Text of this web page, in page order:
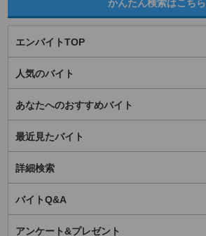
かんたん検索はこちら
エンバイトTOP
人気のバイト
あなたへのおすすめバイト
最近見たバイト
詳細検索
バイトQ&A
アンケート&プレゼント